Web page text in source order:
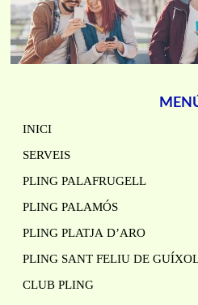
INICI
SERVEIS
PLING PALAFRUGELL
PLING PALAMÓS
PLING PLATJA D’ARO
PLING SANT FELIU DE
CLUB PLING